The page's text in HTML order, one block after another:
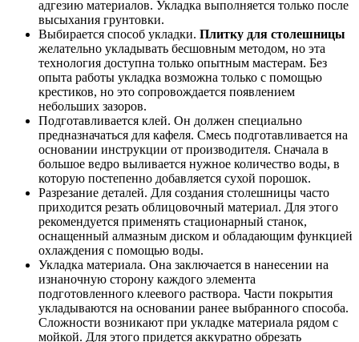
адгезию материалов. Укладка выполняется только после
высыхания грунтовки.
Выбирается способ укладки. Плитку для столешницы
желательно укладывать бесшовным методом, но эта
технология доступна только опытным мастерам. Без
опыта работы укладка возможна только с помощью
крестиков, но это сопровождается появлением
небольших зазоров.
Подготавливается клей. Он должен специально
предназначаться для кафеля. Смесь подготавливается на
основании инструкции от производителя. Сначала в
большое ведро выливается нужное количество воды, в
которую постепенно добавляется сухой порошок.
Разрезание деталей. Для создания столешницы часто
приходится резать облицовочный материал. Для этого
рекомендуется применять стационарный станок,
оснащенный алмазным диском и обладающим функцией
охлаждения с помощью воды.
Укладка материала. Она заключается в нанесении на
изнаночную сторону каждого элемента
подготовленного клеевого раствора. Части покрытия
укладываются на основании ранее выбранного способа.
Сложности возникают при укладке материала рядом с
мойкой. Для этого придется аккуратно обрезать